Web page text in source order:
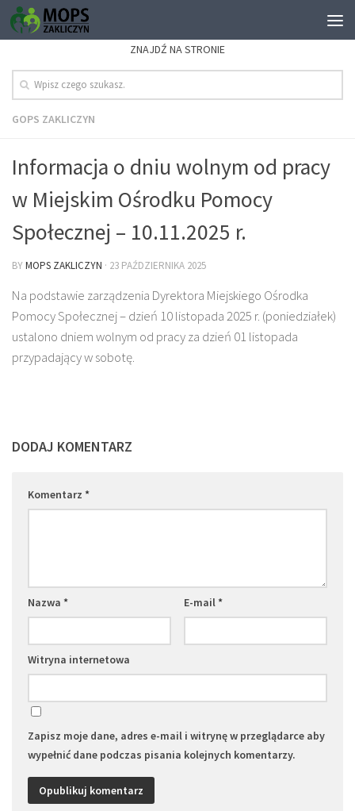
ZNAJDŹ NA STRONIE
GOPS ZAKLICZYN
Informacja o dniu wolnym od pracy
w Miejskim Ośrodku Pomocy
Społecznej – 10.11.2025 r.
BYMOPS ZAKLICZYN · 23 PAŹDZIERNIKA 2025
Na podstawie zarządzenia Dyrektora Miejskiego Ośrodka
Pomocy Społecznej – dzień 10 listopada 2025 r. (poniedziałek)
ustalono dniem wolnym od pracy za dzień 01 listopada
przypadający w sobotę.
DODAJ KOMENTARZ
Komentarz *
Nazwa * E-mail*
Witryna internetowa
Zapisz moje dane, adres e-mail i witrynę w przeglądarce aby
wypełnić dane podczas pisania kolejnych komentarzy.